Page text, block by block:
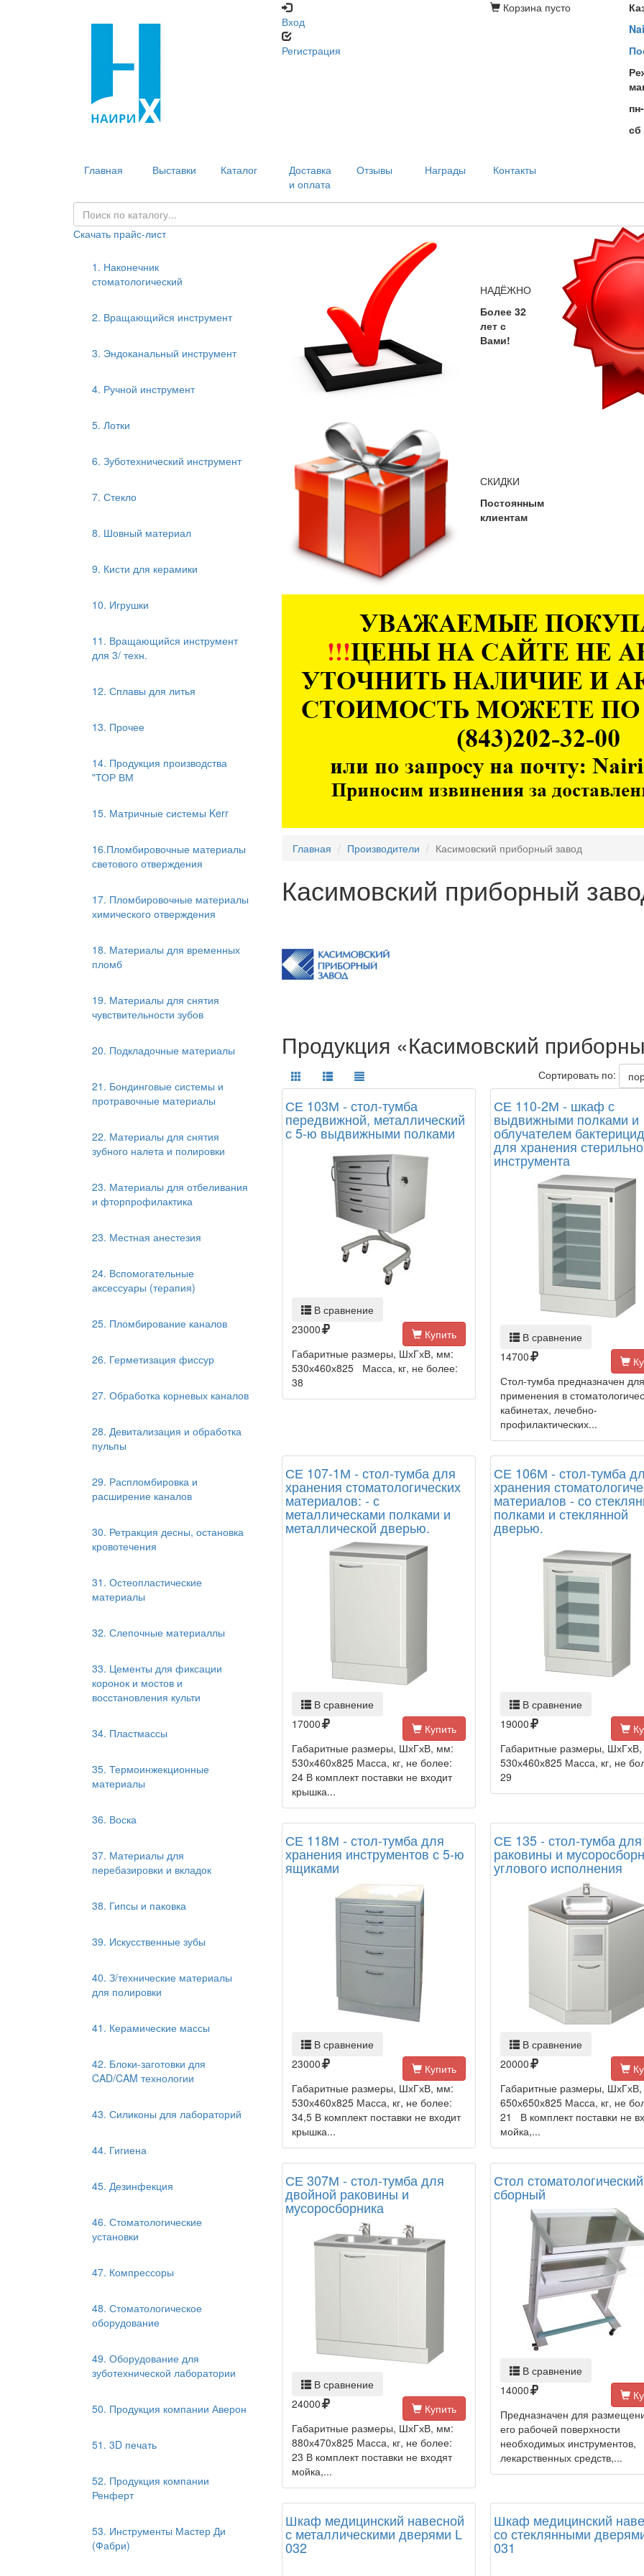
Вход
Регистрация
Корзина пусто
сб
Главная Выставки Каталог
Доставка
и оплата
Отзывы Награды Контакты
Скачать прайс-лист
1. Наконечник
стоматологический
2. Вращающийся инструмент
3. Эндоканальный инструмент
4. Ручной инструмент
5. Лотки
6. Зуботехнический инструмент
7. Стекло
8. Шовный материал
9. Кисти для керамики
10. Игрушки
11. Вращающийся инструмент
для 3/ техн.
12. Сплавы для литья
13. Прочее
14. Продукция производства
"ТОР ВМ
15. Матричные системы Kerr
16.Пломбировочные материалы
светового отверждения
17. Пломбировочные материалы
химического отверждения
18. Материалы для временных
пломб
19. Материалы для снятия
чувствительности зубов
20. Подкладочные материалы
21. Бондинговые системы и
протравочные материалы
22. Материалы для снятия
зубного налета и полировки
23. Материалы для отбеливания
и фторпрофилактика
23. Местная анестезия
24. Вспомогательные
аксессуары (терапия)
25. Пломбирование каналов
26. Герметизация фиссур
27. Обработка корневых каналов
28. Девитализация и обработка
пульпы
29. Распломбировка и
расширение каналов
30. Ретракция десны, остановка
кровотечения
31. Остеопластические
материалы
32. Слепочные материаллы
33. Цементы для фиксации
коронок и мостов и
восстановления культи
34. Пластмассы
35. Термоинжекционные
материалы
36. Воска
37. Материалы для
перебазировки и вкладок
38. Гипсы и паковка
39. Искусственные зубы
40. З/технические материалы
для полировки
41. Керамические массы
42. Блоки-заготовки для
CAD/CAM технологии
43. Силиконы для лабораторий
44. Гигиена
45. Дезинфекция
46. Стоматологические
установки
47. Компрессоры
48. Стоматологическое
оборудование
49. Оборудование для
зуботехнической лаборатории
50. Продукция компании Аверон
51. 3D печать
52. Продукция компании
Ренферт
53. Инструменты Мастер Ди
(Фабри)
НАДЁЖНО
Более 32
лет с
Вами!
СКИДКИ
Постоянным
клиентам
Главная Производители Касимовский приборный завод
Касимовский приборный
Продукция «Касимовский
Сортировать по:
СЕ 103М - стол-тумба
передвижной, металлический
с 5-ю выдвижными полками
В сравнение
23000
Купить
Габаритные размеры, ШхГхВ, мм:
530х460х825 Масса, кг, не более:
38
СЕ 110-2М - шкаф с
выдвижными полками и
облучателем
для хранения
инструмента
В сравнение
14700
Стол-тумба предназначен для
применения в
кабинетах, лечебно-
профилактических...
СЕ 107-1М - стол-тумба для
хранения стоматологических
материалов: - с
металлическами полками и
металлической дверью.
В сравнение
17000
Купить
Габаритные размеры, ШхГхВ, мм:
530х460х825 Масса, кг, не более:
24 В комплект поставки не входит
крышка...
СЕ 106М - стол-тумба
хранения
материалов - со
полками и стеклянной
дверью.
В сравнение
19000
Габаритные размеры,
530х460х825 Масса, кг, не
29
СЕ 118М - стол-тумба для
хранения инструментов с 5-ю
ящиками
В сравнение
23000
Купить
Габаритные размеры, ШхГхВ, мм:
530х460х825 Масса, кг, не более:
34,5 В комплект поставки не входит
крышка...
СЕ 135 - стол-тумба для
раковины и
углового исполнения
В сравнение
20000
Габаритные размеры,
650х650х825 Масса, кг, не
21 В комплект поставки не
мойка,...
СЕ 307М - стол-тумба для
двойной раковины и
мусоросборника
В сравнение
24000
Купить
Габаритные размеры, ШхГхВ, мм:
880х470х825 Масса, кг, не более:
23 В комплект поставки не входят
мойка,...
Стол стоматологический
сборный
В сравнение
14000
Предназначен для
его рабочей поверхности
необходимых инструментов,
лекарственных средств,...
Шкаф медицинский навесной
с металлическими дверями L
032
Шкаф медицинский
со стеклянными
031